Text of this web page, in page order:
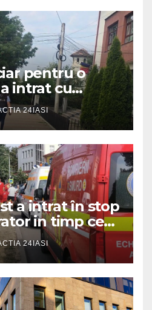
pentru o
intrat cu
turmă de oi
24IASI
a intrat în stop
in timp ce
24IASI